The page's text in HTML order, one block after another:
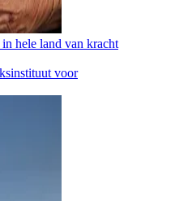
hele land van kracht
voor